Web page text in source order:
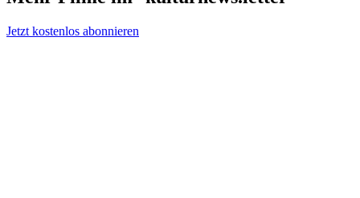
Jetzt kostenlos abonnieren